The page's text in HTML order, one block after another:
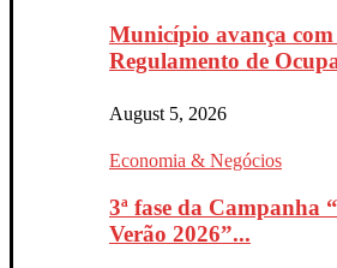
Município avança
Regulamento de
August 5, 2026
Economia & Negócios
3ª fase da Campanha
Verão 2026”...